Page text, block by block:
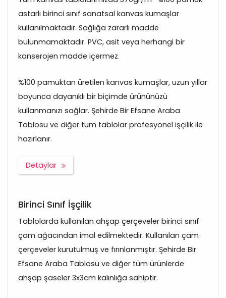
astarlı birinci sınıf sanatsal kanvas kumaşlar
kullanılmaktadır. Sağlığa zararlı madde
bulunmamaktadır. PVC, asit veya herhangi bir
kanserojen madde içermez.
%100 pamuktan üretilen kanvas kumaşlar, uzun yıllar
boyunca dayanıklı bir biçimde ürününüzü
kullanmanızı sağlar. Şehirde Bir Efsane Araba
Tablosu ve diğer tüm tablolar profesyonel işçilik ile
hazırlanır.
Detaylar
Birinci Sınıf İşçilik
Tablolarda kullanılan ahşap çerçeveler birinci sınıf
çam ağacından imal edilmektedir. Kullanılan çam
çerçeveler kurutulmuş ve fırınlanmıştır. Şehirde Bir
Efsane Araba Tablosu ve diğer tüm ürünlerde
ahşap şaseler 3x3cm kalınlığa sahiptir.